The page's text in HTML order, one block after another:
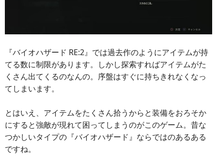
『バイオハザード RE:2』では過去作のようにアイテムが持
てる数に制限があります。しかし探索すればアイテムがた
くさん出てくるのなんの。序盤はすぐに持ちきれなくなっ
てしまいます。
とはいえ、アイテムをたくさん拾うからと装備をおろそか
にすると強敵が現れて困ってしまうのがこのゲーム。昔な
つかしいタイプの『バイオハザード』ならではのあるある
ですね。